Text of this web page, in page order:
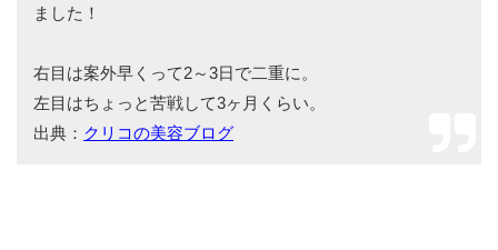
ました！
右目は案外早くって2～3日で二重に。
左目はちょっと苦戦して3ヶ月くらい。
出典： クリコの美容ブログ